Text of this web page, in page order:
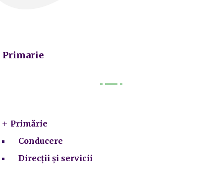
Primarie
Primărie
Conducere
Direcții și servicii